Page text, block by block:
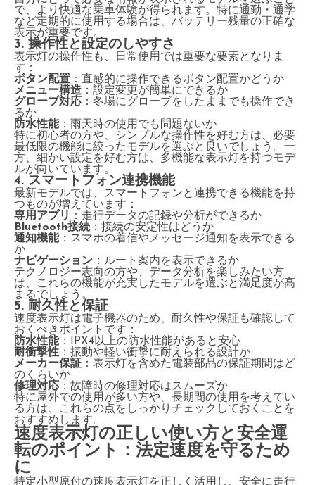
で、より快適な乗車体験が得られます。特に通勤・通学
など定期的に使用する場合は、バッテリー残量の正確な
表示が重要です。
3. 操作性と設定のしやすさ
表示灯の操作性も、日常使用では重要な要素となりま
す：
ボタン配置 ：直感的に操作できるボタン配置かどうか
メニュー構造 ：設定変更が簡単にできるか
グローブ対応 ：冬場にグローブをしたままでも操作でき
るか
防水性能：雨天時の使用でも問題ないか
特に初心者の方や、シンプルな操作性を好む方は、必要
最低限の機能に絞ったモデルを選ぶと良いでしょう。一
方、細かい設定を好む方は、多機能な表示灯を持つモデ
ルが向いています。
4. スマートフォン連携機能
最新モデルでは、スマートフォンと連携できる機能を持
つものが増えています：
専用アプリ
：走行データの記録や分析ができるか
Bluetooth接続 ：接続の安定性はどうか
通知機能：スマホの着信やメッセージ通知を表示できる
か
ナビゲーション ：ルート案内を表示できるか
テクノロジー志向の方や、データ分析を楽しみたい方
は、これらの機能が充実したモデルを選ぶと満足度が高
まるでしょう。
5. 耐久性と保証
速度表示灯は電子機器のため、耐久性や保証も確認して
おくべきポイントです：
防水性能：IPX4以上の防水性能があると安心
耐衝撃性 ：振動や軽い衝撃に耐えられる設計か
メーカー保証 ：表示灯を含めた電装部品の保証期間はど
のくらいか
修理対応 ：故障時の修理対応はスムーズか
特に屋外での使用が多い方や、長期間の使用を考えてい
る方は、これらの点をしっかりチェックしておくことを
おすすめします。
速度表示灯の正しい使い方と安全運
転のポイント：法定速度を守るため
に
特定小型原付の速度表示灯を正しく活用し、安全に走行